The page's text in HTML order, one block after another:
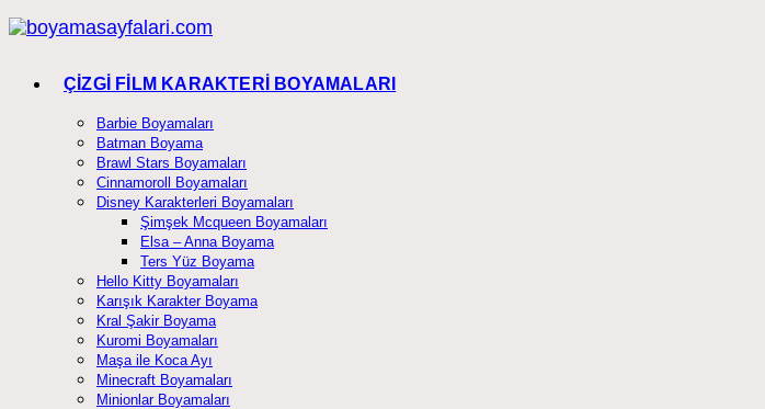
Skip
to
ÇİZGİ FİLM KARAKTERİ BOYAMALARI
Barbie Boyamaları
Batman Boyama
Brawl Stars Boyamaları
Cinnamoroll Boyamaları
Disney Karakterleri Boyamaları
Şimşek Mcqueen Boyamaları
Elsa – Anna Boyama
Ters Yüz Boyama
Hello Kitty Boyamaları
Karışık Karakter Boyama
Kral Şakir Boyama
Kuromi Boyamaları
Maşa ile Koca Ayı
Minecraft Boyamaları
Minionlar Boyamaları